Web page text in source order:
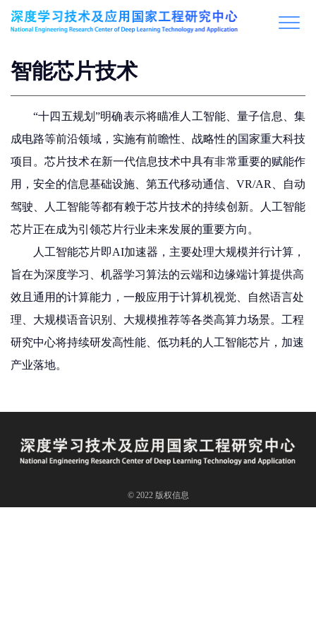
智能芯片技术
“十四五规划”明确表示将瞄准人工智能、量子信息、集
成电路等前沿领域，实施有前瞻性、战略性的国家重大科技
项目。芯片技术在新一代信息技术中具有非常重要的赋能作
用，安全的信息基础设施、第五代移动通信、VR/AR、自动
驾驶、人工智能等都有赖于芯片技术的持续创新。人工智能
芯片正在成为引领芯片行业未来发展的重要方向。
人工智能芯片即AI加速器，主要处理大规模并行计算，
旨在为深度学习、机器学习算法的云端和边缘端计算提供高
效且通用的计算能力，一般应用于计算机视觉、自然语言处
理、大规模语音识别、大规模推荐等各类高算力场景。工程
研究中心将持续研发高性能、低功耗的人工智能芯片，加速
产业落地。
© 2022 版权信息